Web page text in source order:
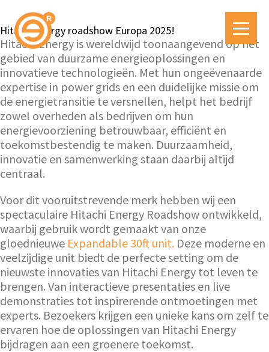
Hitachi Energy roadshow Europa 2025!
Hitachi Energy is wereldwijd toonaangevend op het
gebied van duurzame energieoplossingen en
innovatieve technologieën. Met hun ongeëvenaarde
expertise in power grids en een duidelijke missie om
de energietransitie te versnellen, helpt het bedrijf
zowel overheden als bedrijven om hun
energievoorziening betrouwbaar, efficiënt en
toekomstbestendig te maken. Duurzaamheid,
innovatie en samenwerking staan daarbij altijd
centraal.
Voor dit vooruitstrevende merk hebben wij een
spectaculaire Hitachi Energy Roadshow ontwikkeld,
waarbij gebruik wordt gemaakt van onze
gloednieuwe Expandable 30ft unit. Deze moderne en
veelzijdige unit biedt de perfecte setting om de
nieuwste innovaties van Hitachi Energy tot leven te
brengen. Van interactieve presentaties en live
demonstraties tot inspirerende ontmoetingen met
experts. Bezoekers krijgen een unieke kans om zelf te
ervaren hoe de oplossingen van Hitachi Energy
bijdragen aan een groenere toekomst.